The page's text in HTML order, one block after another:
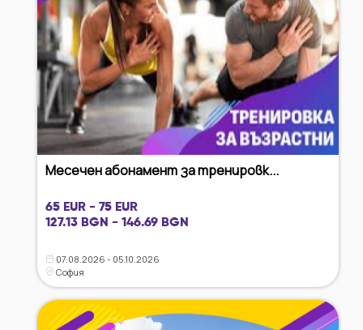
Месечен абонамент за тренировк...
65 EUR - 75 EUR
127.13 BGN - 146.69 BGN
07.08.2026 - 05.10.2026
София